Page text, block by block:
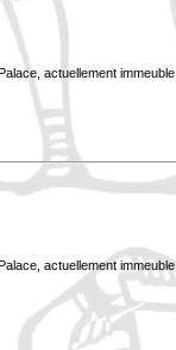
actuellement immeuble
actuellement immeuble